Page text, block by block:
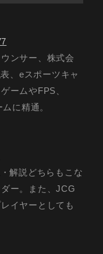
ンサー、株式会
、eスポーツキャ
ームやFPS、
に精通。
解説どちらもこな
ー。また、JCG
イヤーとしても